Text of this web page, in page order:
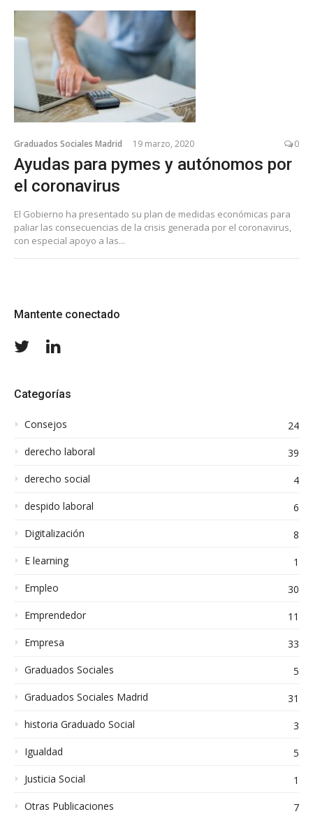
Graduados Sociales Madrid 19 marzo, 2020 0
Ayudas para pymes y autónomos por
el coronavirus
El Gobierno ha presentado su plan de medidas económicas para
paliar las consecuencias de la crisis generada por el coronavirus,
con especial apoyo a las...
Mantente conectado
TwitterLinkedIn
Categorías
Consejos
24
derecho laboral
39
derecho social
4
despido laboral
6
Digitalización
8
E learning
1
Empleo
30
Emprendedor
11
Empresa
33
Graduados Sociales
5
Graduados Sociales Madrid
31
historia Graduado Social
3
Igualdad
5
Justicia Social
1
Otras Publicaciones
7